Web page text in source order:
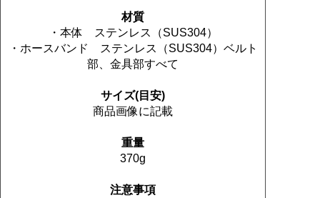
材質
・本体 ステンレス（SUS304）
・ホースバンド ステンレス（SUS304）ベルト
部、金具部すべて
サイズ(目安)
商品画像に記載
重量
370g
注意事項